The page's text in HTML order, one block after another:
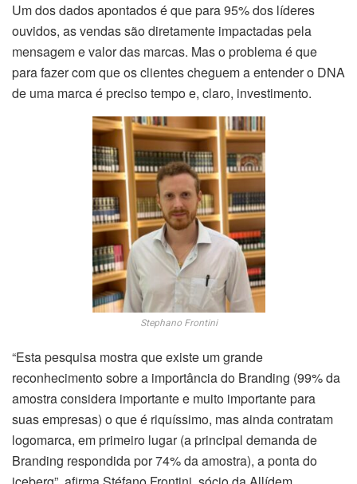
Um dos dados apontados é que para 95% dos líderes
ouvidos, as vendas são diretamente impactadas pela
mensagem e valor das marcas. Mas o problema é que
para fazer com que os clientes cheguem a entender o DNA
de uma marca é preciso tempo e, claro, investimento.
Stephano Frontini
“Esta pesquisa mostra que existe um grande
reconhecimento sobre a importância do Branding (99% da
amostra considera importante e muito importante para
suas empresas) o que é riquíssimo, mas ainda contratam
logomarca, em primeiro lugar (a principal demanda de
Branding respondida por 74% da amostra), a ponta do